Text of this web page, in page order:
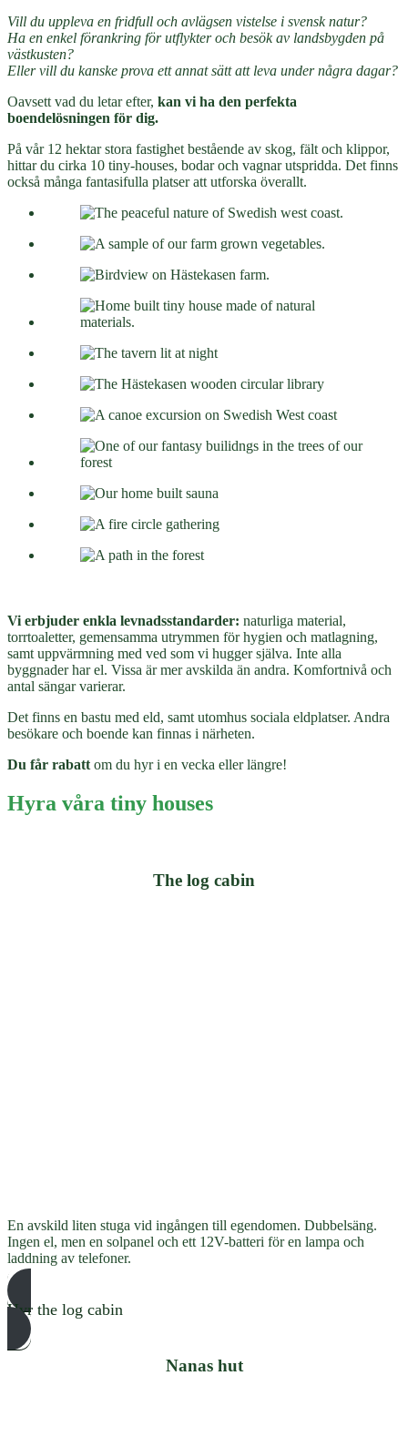
Vill du uppleva en fridfull och avlägsen vistelse i svensk natur?
Ha en enkel förankring för utflykter och besök av landsbygden på
västkusten?
Eller vill du kanske prova ett annat sätt att leva under några dagar?
Oavsett vad du letar efter, kan vi ha den perfekta
boendelösningen för dig.
På vår 12 hektar stora fastighet bestående av skog, fält och klippor,
hittar du cirka 10 tiny-houses, bodar och vagnar utspridda. Det finns
också många fantasifulla platser att utforska överallt.
Vi erbjuder enkla levnadsstandarder: naturliga material,
torrtoaletter, gemensamma utrymmen för hygien och matlagning,
samt uppvärmning med ved som vi hugger själva. Inte alla
byggnader har el. Vissa är mer avskilda än andra. Komfortnivå och
antal sängar varierar.
Det finns en bastu med eld, samt utomhus sociala eldplatser. Andra
besökare och boende kan finnas i närheten.
Du får rabatt om du hyr i en vecka eller längre!
Hyra våra tiny houses
The log cabin
En avskild liten stuga vid ingången till egendomen. Dubbelsäng.
Ingen el, men en solpanel och ett 12V-batteri för en lampa och
laddning av telefoner.
Hyr the log cabin
Nanas hut